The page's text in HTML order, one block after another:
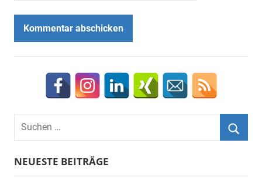
Suchen
nach:
NEUESTE BEITRÄGE